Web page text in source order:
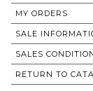
MY ORDERS
SALE
SALES
RETURN TO